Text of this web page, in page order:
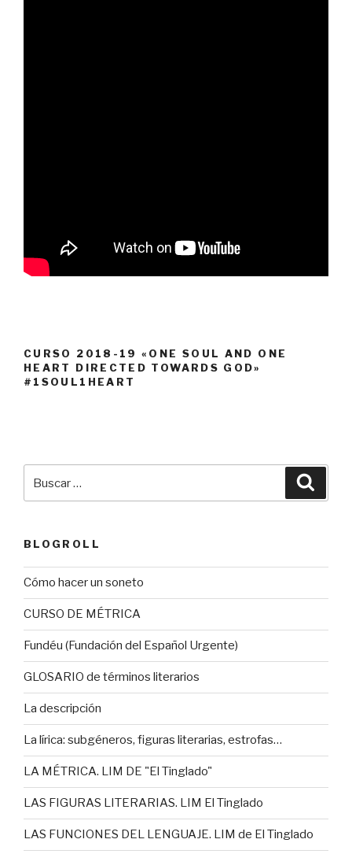
CURSO 2018-19 «ONE SOUL AND ONE
HEART DIRECTED TOWARDS GOD»
#1SOUL1HEART
BLOGROLL
Cómo hacer un soneto
CURSO DE MÉTRICA
Fundéu (Fundación del Español Urgente)
GLOSARIO de términos literarios
La descripción
La lírica: subgéneros, figuras literarias, estrofas…
LA MÉTRICA. LIM DE "El Tinglado"
LAS FIGURAS LITERARIAS. LIM El Tinglado
LAS FUNCIONES DEL LENGUAJE. LIM de El Tinglado